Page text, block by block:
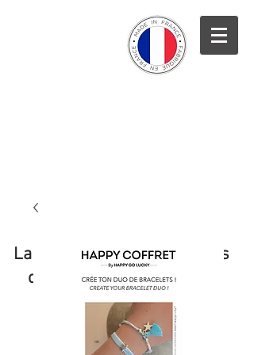
La marque française des kits
créatifs écoresponsables
Frais de port
GRATUITS avec le
code : NOËL